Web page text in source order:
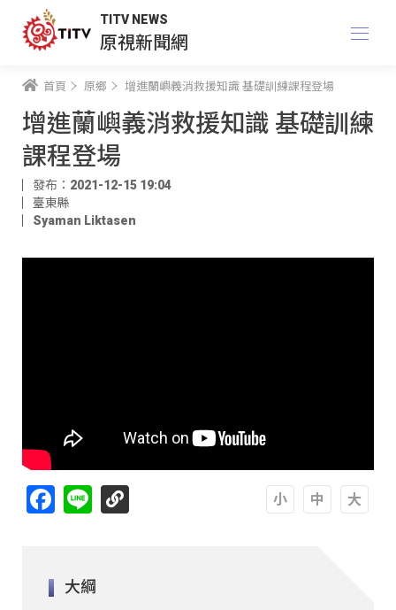
TITV NEWS
原視新聞網
首頁 原鄉 增進蘭嶼義消救援知識 基礎訓練課程登場
增進蘭嶼義消救援知識 基礎訓練
課程登場
發布：2021-12-15 19:04
臺東縣
Syaman Liktasen
Facebook
Line
大綱